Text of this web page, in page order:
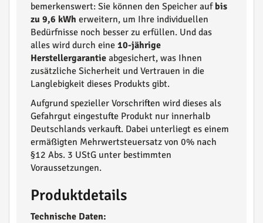
bemerkenswert: Sie können den Speicher auf bis
zu 9,6 kWh erweitern, um Ihre individuellen
Bedürfnisse noch besser zu erfüllen. Und das
alles wird durch eine 10-jährige
Herstellergarantie abgesichert, was Ihnen
zusätzliche Sicherheit und Vertrauen in die
Langlebigkeit dieses Produkts gibt.
Aufgrund spezieller Vorschriften wird dieses als
Gefahrgut eingestufte Produkt nur innerhalb
Deutschlands verkauft. Dabei unterliegt es einem
ermäßigten Mehrwertsteuersatz von 0% nach
§12 Abs. 3 UStG unter bestimmten
Voraussetzungen.
Produktdetails
Technische Daten: